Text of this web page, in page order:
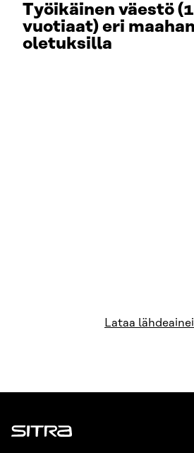
Työikäinen väestö
vuotiaat) eri
oletuksilla
Lataa
Sitra